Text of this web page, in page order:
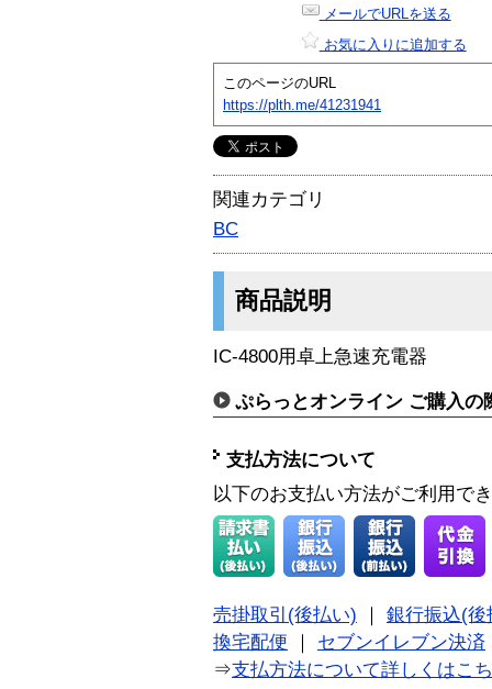
メールでURLを送る
お気に入りに追加する
このページのURL
https://plth.me/41231941
関連カテゴリ
BC
商品説明
IC-4800用卓上急速充電器
ぷらっとオンライン ご購入の
支払方法について
以下のお支払い方法がご利用で
売掛取引(後払い)
銀行振込(後
換宅配便
セブンイレブン決済
⇒支払方法について詳しくはこ